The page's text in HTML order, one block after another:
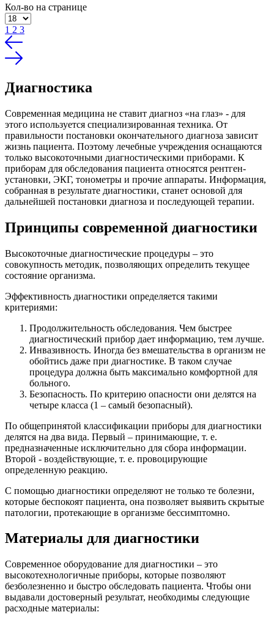
Кол-во на странице
1 2 3
Диагностика
Современная медицина не ставит диагноз «на глаз» - для
этого используется специализированная техника. От
правильности постановки окончательного диагноза зависит
жизнь пациента. Поэтому лечебные учреждения оснащаются
только высокоточными диагностическими приборами. К
приборам для обследования пациента относятся рентген-
установки, ЭКГ, тонометры и прочие аппараты. Информация,
собранная в результате диагностики, станет основой для
дальнейшей постановки диагноза и последующей терапии.
Принципы современной диагностики
Высокоточные диагностические процедуры – это
совокупность методик, позволяющих определить текущее
состояние организма.
Эффективность диагностики определяется такими
критериями:
Продолжительность обследования. Чем быстрее
диагностический прибор дает информацию, тем лучше.
Инвазивность. Иногда без вмешательства в организм не
обойтись даже при диагностике. В таком случае
процедура должна быть максимально комфортной для
больного.
Безопасность. По критерию опасности они делятся на
четыре класса (1 – самый безопасный).
По общепринятой классификации приборы для диагностики
делятся на два вида. Первый – принимающие, т. е.
предназначенные исключительно для сбора информации.
Второй - воздействующие, т. е. провоцирующие
определенную реакцию.
С помощью диагностики определяют не только те болезни,
которые беспокоят пациента, она позволяет выявить скрытые
патологии, протекающие в организме бессимптомно.
Материалы для диагностики
Современное оборудование для диагностики – это
высокотехнологичные приборы, которые позволяют
безболезненно и быстро обследовать пациента. Чтобы они
выдавали достоверный результат, необходимы следующие
расходные материалы: